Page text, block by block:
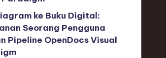
ke Buku Digital:
Seorang Pengguna
Pipeline OpenDocs Visual